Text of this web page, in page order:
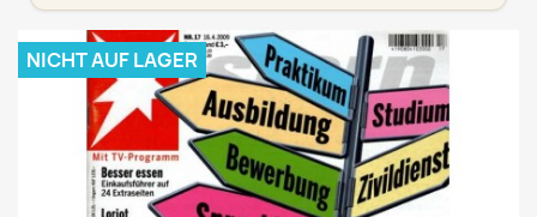
NICHT AUF LAGER